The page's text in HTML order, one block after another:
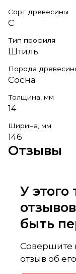
Сорт древесины
С
Тип профиля
Штиль
Порода
Сосна
Толщина, мм
14
Ширина, мм
146
Отзывы
У этого
быть
Совершите
отзыв об